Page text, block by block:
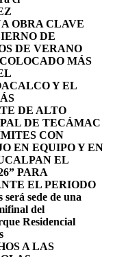
OBRA CLAVE
DE
DE VERANO
MÁS
Y EL
DE ALTO
DE TECÁMAC
CON
EN EQUIPO Y EN
EL
PARA
EL PERIODO
sede de una
del
Residencial
A LAS